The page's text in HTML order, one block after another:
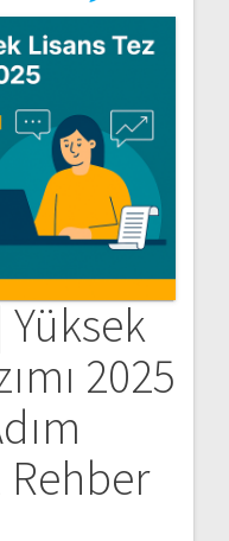
Yüksek
2025